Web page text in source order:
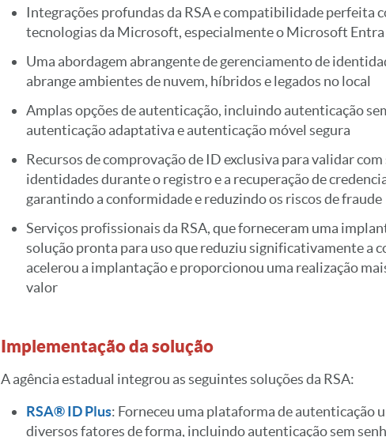
Integrações profundas da RSA e compatibilidade perfeita
tecnologias da Microsoft, especialmente o Microsoft
Uma abordagem abrangente de gerenciamento de
abrange ambientes de nuvem, híbridos e legados no local
Amplas opções de autenticação, incluindo autenticação
autenticação adaptativa e autenticação móvel segura
Recursos de comprovação de ID exclusiva para validar com
identidades durante o registro e a recuperação de
garantindo a conformidade e reduzindo os riscos de fraude
Serviços profissionais da RSA, que forneceram uma
solução pronta para uso que reduziu significativamente a
acelerou a implantação e proporcionou uma realização
valor
Implementação da solução
A agência estadual integrou as seguintes soluções da RSA:
RSA® ID Plus: Forneceu uma plataforma de autenticação
diversos fatores de forma, incluindo autenticação sem